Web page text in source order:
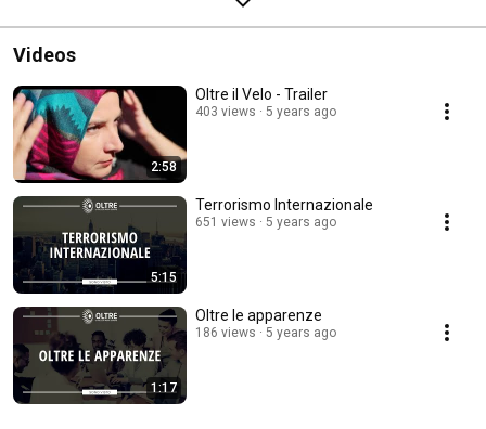
Videos
2:58
Oltre il Velo - Trailer
403 views 5 years ago
5:15
Terrorismo Internazionale
651 views 5 years ago
1:17
Oltre le apparenze
186 views 5 years ago